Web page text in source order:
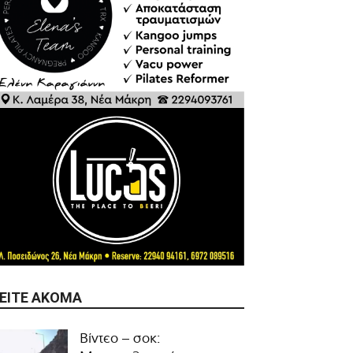
ΑΚΌΜΑ
Βίντεο – σοκ: